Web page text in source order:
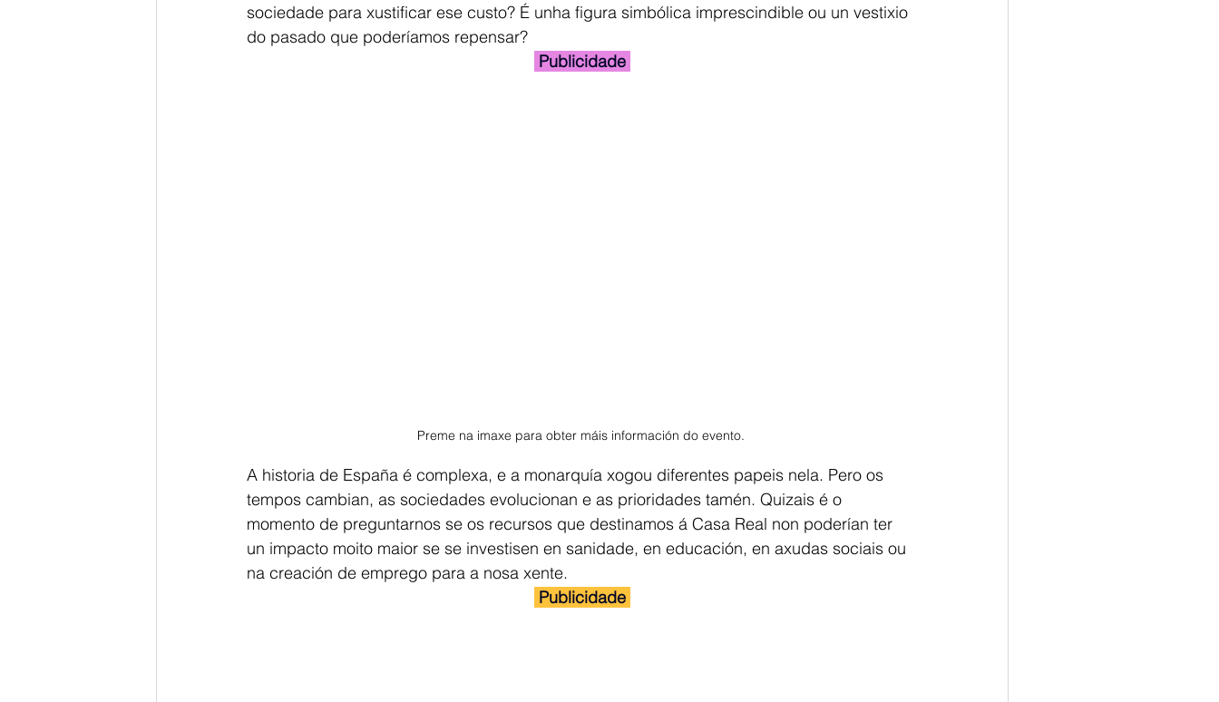
sociedade para xustificar ese custo? É unha figura simbólica imprescindible ou un vestixio
do pasado que poderíamos repensar?
Publicidade
Preme na imaxe para obter máis información do evento.
A historia de España é complexa, e a monarquía xogou diferentes papeis nela. Pero os
tempos cambian, as sociedades evolucionan e as prioridades tamén. Quizais é o
momento de preguntarnos se os recursos que destinamos á Casa Real non poderían ter
un impacto moito maior se se investisen en sanidade, en educación, en axudas sociais ou
na creación de emprego para a nosa xente.
Publicidade